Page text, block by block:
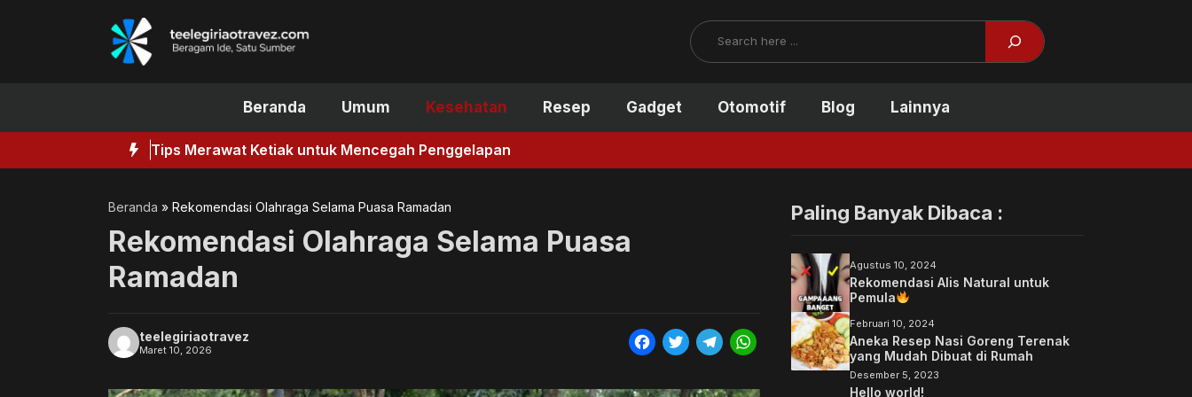
Search Facebook
Beranda Umum Kesehatan Resep Gadget Otomotif Blog Lainnya
Tips Merawat Ketiak untuk Mencegah Penggelapan
Beranda » Rekomendasi Olahraga Selama Puasa Ramadan
Rekomendasi Olahraga Selama Puasa
Ramadan
teelegiriaotravez
Maret 10, 2026
F
T
T
W
Paling Banyak Dibaca :
Agustus 10, 2024
Rekomendasi Alis Natural untuk
Pemula
Februari 10, 2024
Aneka Resep Nasi Goreng Terenak
yang Mudah Dibuat di Rumah
Desember 5, 2023
Hello world!